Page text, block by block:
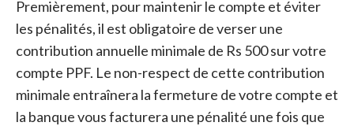
Premièrement, pour maintenir le compte et éviter
les pénalités, il est obligatoire de verser une
contribution annuelle minimale de Rs 500 sur votre
compte PPF. Le non-respect de cette contribution
minimale entraînera la fermeture de votre compte et
la banque vous facturera une pénalité une fois que